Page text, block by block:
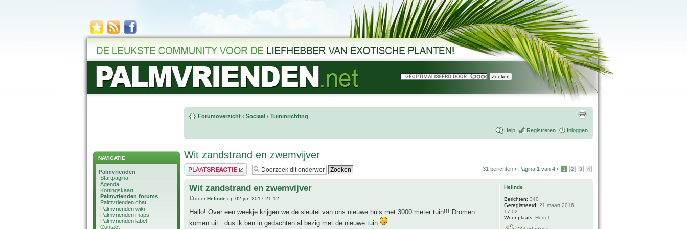
NAVIGATIE
Palmvrienden
Startpagina
Agenda
Kortingskaart
Palmvrienden forums
Palmvrienden chat
Palmvrienden wiki
Palmvrienden maps
Palmvrienden label
Contact
Forumoverzicht ‹ Sociaal ‹ Tuininrichting
Help Registreren Inloggen
Wit zandstrand en zwemvijver
Plaats een reactie 31 berichten • Pagina 1 van 4 • 1 2 3 4
Wit zandstrand en zwemvijver
doorHelinde op 02 jun 2017 21:12
Hallo! Over een weekje krijgen we de sleutel van ons nieuwe huis met 3000 meter tuin!!! Dromen
komen uit...dus ik ben in gedachten al bezig met de nieuwe tuin
Helinde
Berichten: 340
Geregistreerd: 21 maart 2016
17:02
Woonplaats: Hedel